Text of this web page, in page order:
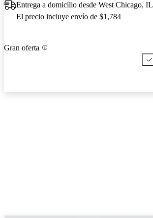
Entrega a domicilio desde West Chicago, IL
El precio incluye envío de $1,784
Gran oferta